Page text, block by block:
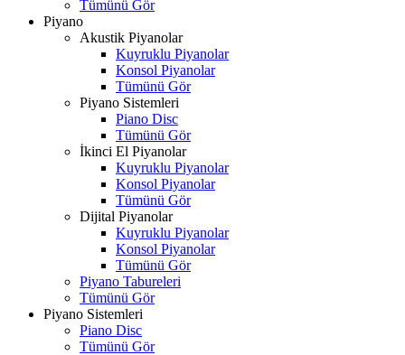
Tümünü Gör
Piyano
Akustik Piyanolar
Kuyruklu Piyanolar
Konsol Piyanolar
Tümünü Gör
Piyano Sistemleri
Piano Disc
Tümünü Gör
İkinci El Piyanolar
Kuyruklu Piyanolar
Konsol Piyanolar
Tümünü Gör
Dijital Piyanolar
Kuyruklu Piyanolar
Konsol Piyanolar
Tümünü Gör
Piyano Tabureleri
Tümünü Gör
Piyano Sistemleri
Piano Disc
Tümünü Gör